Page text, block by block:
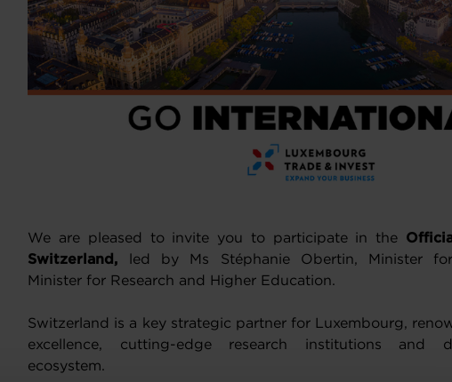
We are pleased to invite you to participate in the
Switzerland, led by Ms Stéphanie Obertin, Minister
Minister for Research and Higher Education.
Switzerland is a key strategic partner for Luxembourg,
excellence, cutting-edge research institutions and
ecosystem.